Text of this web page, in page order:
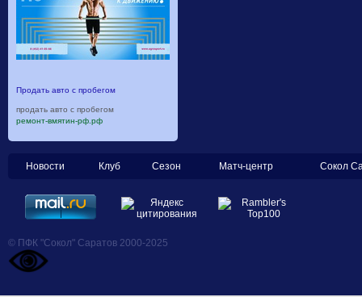
Продать авто с пробегом
продать авто с пробегом
ремонт-вмятин-рф.рф
Новости Клуб Сезон Матч-центр Сокол
© ПФК "Сокол" Саратов 2000-2025